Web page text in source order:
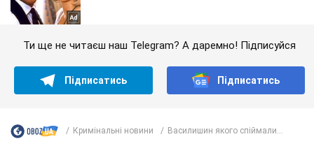
Ти ще не читаєш наш Telegram? А даремно! Підписуйся
Підписатись Підписатись
Кримінальні новини Василишин якого спіймали...